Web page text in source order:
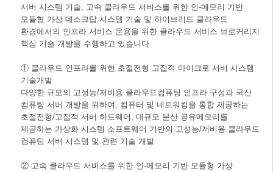
서버 시스템 기술, 고속 클라우드 서비스를 위한 인-메모리 기반
모듈형 가상 데스크탑 시스템 기술 및 하이브리드 클라우드
환경에서의 인프라 서비스 운용을 위한 클라우드 서비스 브로커리지
핵심 기술 개발을 수행하고 있습니다.
① 클라우드 인프라를 위한 초절전형 고집적 마이크로 서버 시스템
기술개발
다양한 규모의 고성능/저비용 클라우드컴퓨팅 인프라 구성과 국산
컴퓨팅 서버 개발을 위하여, 컴퓨터 및 네트워킹을 통합 제공하는
초절전형/고집적 서버 하드웨어, 대규모 분산 공유메모리를
제공하는 가상화 시스템 소프트웨어 기반의 고성능/저비용 클라우드
컴퓨팅 서버 시스템 및 관련 기술 개발
② 고속 클라우드 서비스를 위한 인-메모리 기반 모듈형 가상